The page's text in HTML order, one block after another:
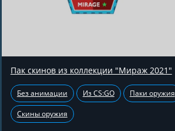
Пак скинов из коллекции "Мираж 2021"
Без анимации Из CS:GO Паки оружия
Скины оружия